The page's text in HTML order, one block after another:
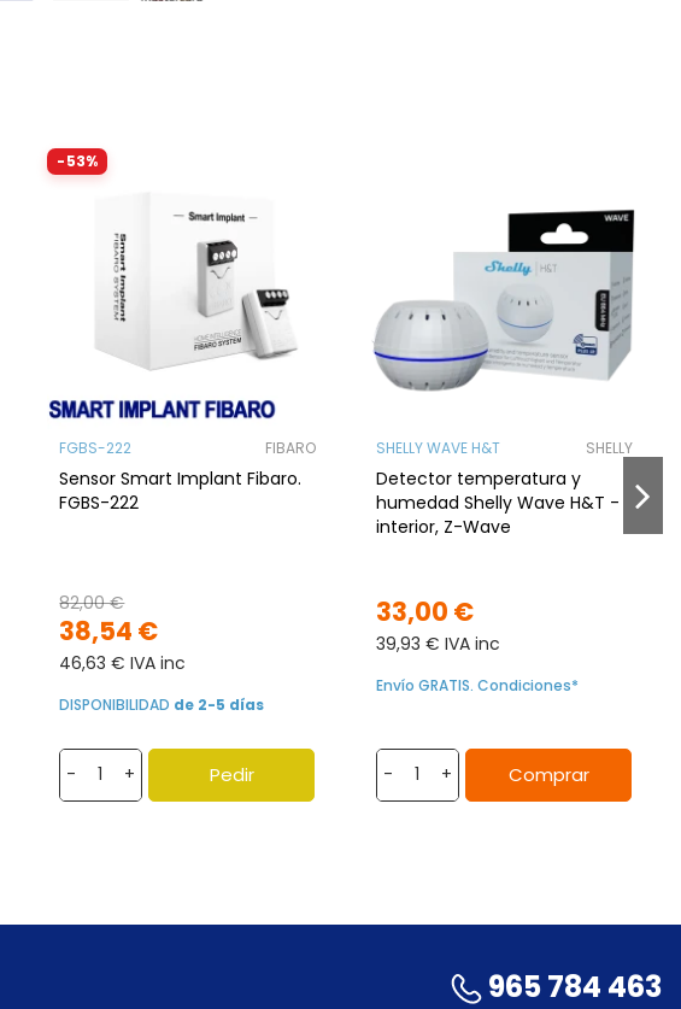
-53%
FGBS-222 FIBARO
Sensor Smart Implant Fibaro.
FGBS-222
38,54 €
82,00 €
46,63 € IVA inc
DISPONIBILIDAD de 2-5 días
- + Pedir
SHELLY WAVE H&T SHELLY
Detector temperatura y
humedad Shelly Wave H&T -
interior, Z-Wave
33,00 €
39,93 € IVA inc
Envío GRATIS. Condiciones*
- + Comprar
965 784 463